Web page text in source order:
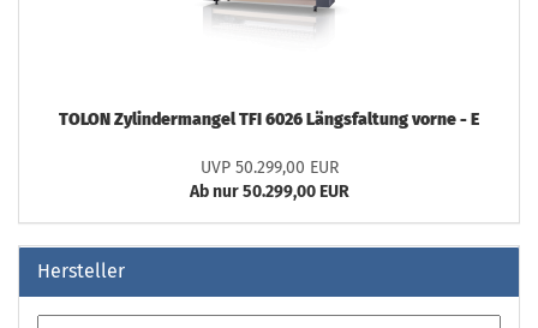
TOLON Zy­lin­der­man­gel TFI 6026 Längs­fal­tung vorne - E
UVP 50.299,00 EUR
Ab nur 50.299,00 EUR
Hersteller